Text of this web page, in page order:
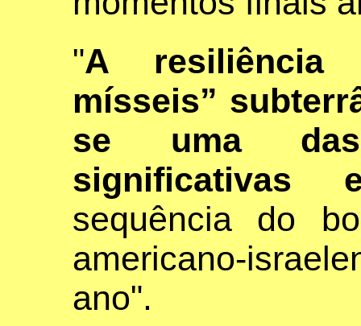
"A resiliência
mísseis”
se uma
significativas
sequência do
americano-
ano".